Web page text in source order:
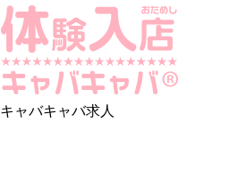
キャバキャバ求人